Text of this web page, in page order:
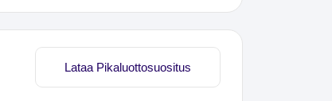
Lataa Pikaluottosuositus